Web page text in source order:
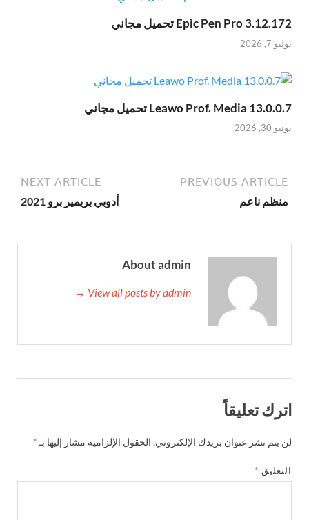
Epic Pen Pro 3.12.172 تحميل مجاني
يوليو 7, 2026
Leawo Prof. Media 13.0.0.7 تحميل مجاني
يونيو 30, 2026
PREVIOUS ARTICLE
منظم ناعم
NEXT ARTICLE
أدوبي بريمير برو 2021
About admin
View all posts by admin →
اترك تعليقاً
لن يتم نشر عنوان بريدك الإلكتروني. الحقول الإلزامية مشار إليها بـ *
التعليق *